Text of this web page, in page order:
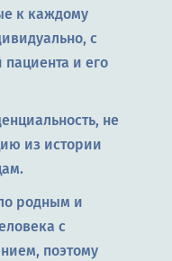
к каждому
с
пациента и его
не
из истории
родным и
с
поэтому